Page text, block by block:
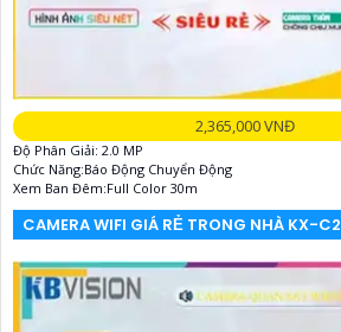
2,365,000 VNĐ
Độ Phân Giải: 2.0 MP
Chức Năng:Báo Động Chuyển Động
Xem Ban Đêm:Full Color 30m
CAMERA WIFI GIÁ RẺ TRONG NHÀ KX-